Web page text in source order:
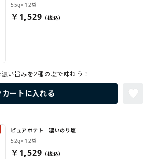
55g×12袋
￥1,529
い旨みを2種の塩で味わう！
カートに入れる
ピュアポテト 濃いのり塩
52g×12袋
￥1,529